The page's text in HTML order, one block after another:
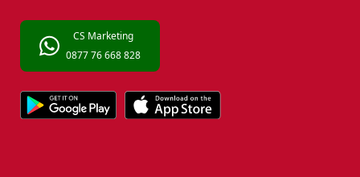
CS Marketing
0877 76 668 828